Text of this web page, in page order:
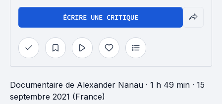
ÉCRIRE UNE CRITIQUE
Documentaire de Alexander Nanau · 1 h 49 min · 15
septembre 2021 (France)